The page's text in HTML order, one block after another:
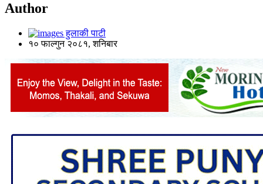
Author
हुलाकी पाटी
१० फाल्गुन २०८१, शनिबार